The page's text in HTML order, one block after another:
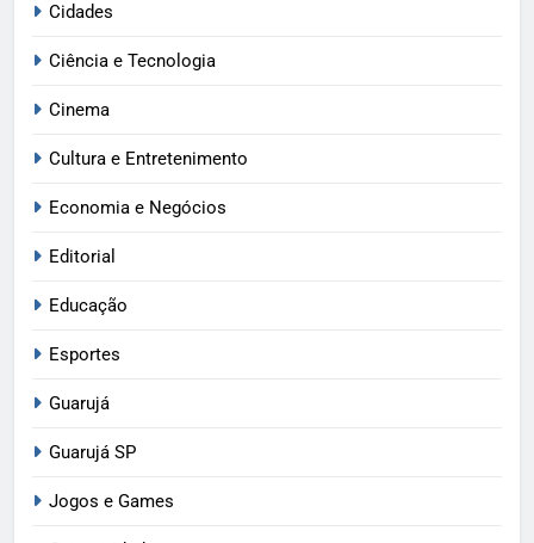
Cidades
Ciência e Tecnologia
Cinema
Cultura e Entretenimento
Economia e Negócios
Editorial
Educação
Esportes
Guarujá
Guarujá SP
Jogos e Games